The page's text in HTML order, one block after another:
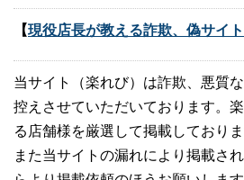
【現役店長が教える詐欺、偽サイ
当サイト（楽れび）は詐欺、悪質
控えさせていただいております。
る店舗様を厳選して掲載しており
また当サイトの漏れにより掲載さ